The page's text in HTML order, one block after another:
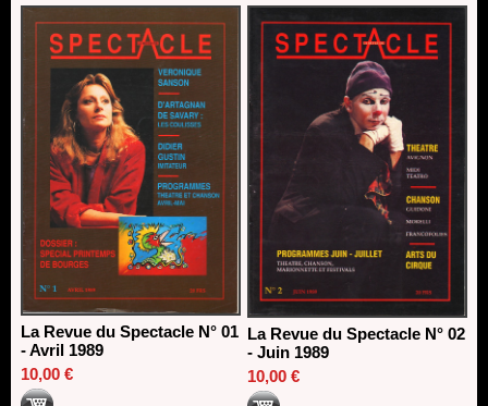
La Revue du Spectacle N° 01
- Avril 1989
10,00 €
La Revue du Spectacle N° 02
- Juin 1989
10,00 €